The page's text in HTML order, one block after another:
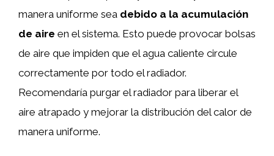
manera uniforme sea debido a la acumulación
de aire en el sistema. Esto puede provocar bolsas
de aire que impiden que el agua caliente circule
correctamente por todo el radiador.
Recomendaría purgar el radiador para liberar el
aire atrapado y mejorar la distribución del calor de
manera uniforme.